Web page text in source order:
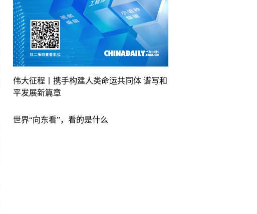
伟大征程丨携手构建人类命运共同体 谱写和
平发展新篇章
世界“向东看”，看的是什么